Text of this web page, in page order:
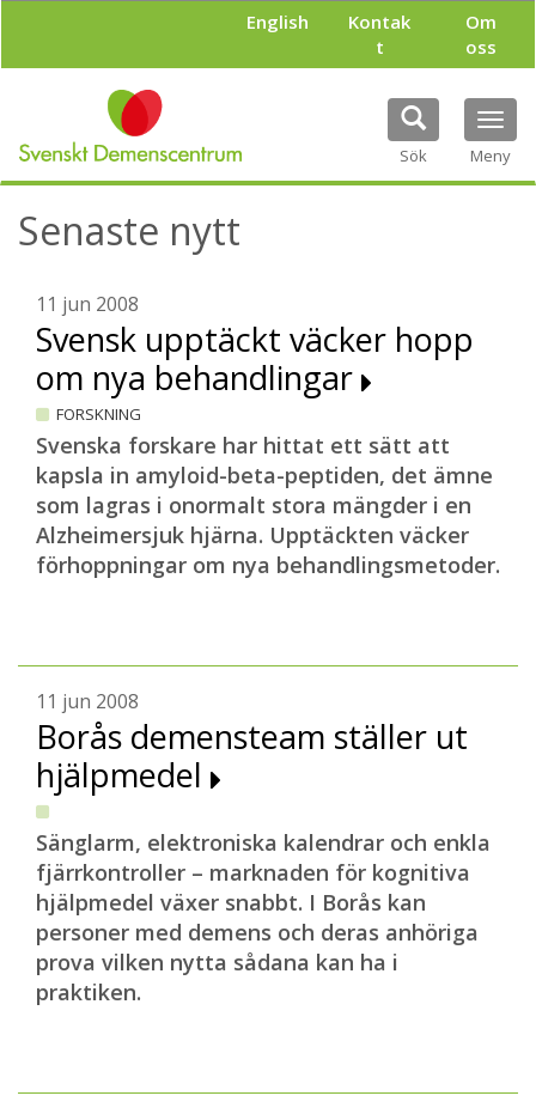
l
English
Kontak
t
Om
oss
Sök Meny
Senaste nytt
11 jun 2008
Svensk upptäckt väcker hopp
om nya behandlingar
FORSKNING
Svenska forskare har hittat ett sätt att
kapsla in amyloid-beta-peptiden, det ämne
som lagras i onormalt stora mängder i en
Alzheimersjuk hjärna. Upptäckten väcker
förhoppningar om nya behandlingsmetoder.
11 jun 2008
Borås demensteam ställer ut
hjälpmedel
Sänglarm, elektroniska kalendrar och enkla
fjärrkontroller – marknaden för kognitiva
hjälpmedel växer snabbt. I Borås kan
personer med demens och deras anhöriga
prova vilken nytta sådana kan ha i
praktiken.